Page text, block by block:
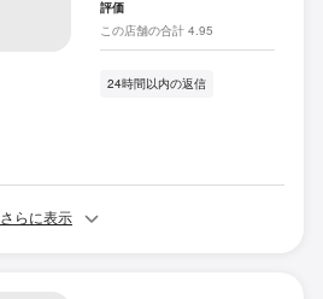
評価
この店舗の合計 4.95
24時間以内の返信
さらに表示